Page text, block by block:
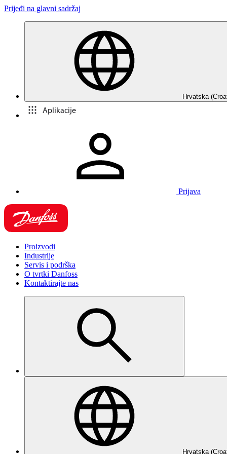
Prijeđi na glavni sadržaj
Hrvatska
Aplikacije
Prijava
Proizvodi
Industrije
Servis i podrška
O tvrtki Danfoss
Kontaktirajte nas
Hrvatska